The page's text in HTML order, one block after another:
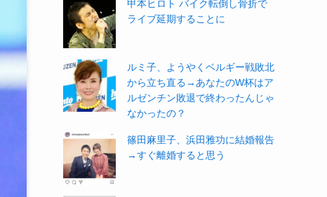
甲本ヒロト バイク転倒し骨折で
ライブ延期することに
ルミ子、ようやくベルギー戦敗北
から立ち直る→あなたのW杯はア
ルゼンチン敗退で終わったんじゃ
なかったの？
篠田麻里子、浜田雅功に結婚報告
→すぐ離婚すると思う